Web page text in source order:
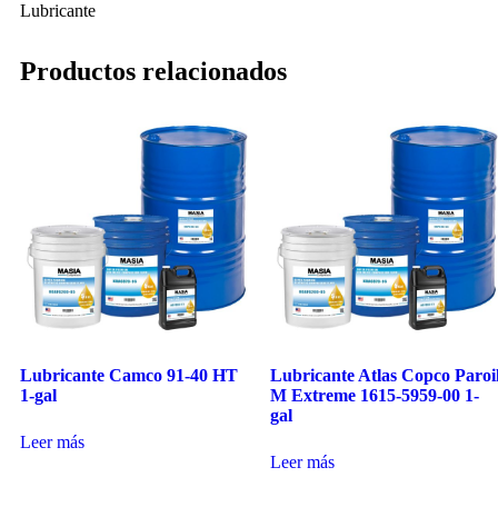
Lubricante
Productos relacionados
Lubricante Camco 91-40 HT
1-gal
Leer más
Lubricante Atlas Copco
M Extreme 1615-5959-00 1-
gal
Leer más